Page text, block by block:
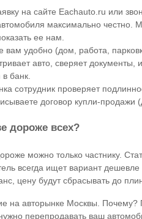
на сайте Eachauto.ru или
максимально честно.
ее нам.
вам удобно (дом, работа,
авто, сверяет
банк.
сотрудник проверяет
договор купли-
дороже всех?
можно только частнику.
всегда ищет вариант
цену будут сбрасывать до
на авторынке Москвы.
перепродавать ваш